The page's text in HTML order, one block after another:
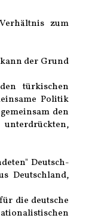
zum
der Grund
türkischen
Politik
den
Deutsch-
Deutschland,
die deutsche